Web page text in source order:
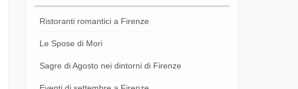
Ristoranti romantici a Firenze
Le Spose di Mori
Sagre di Agosto nei dintorni di Firenze